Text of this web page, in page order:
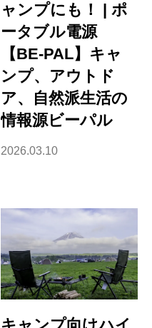
ャンプにも！ | ポ
ータブル電源
【BE-PAL】キャ
ンプ、アウトド
ア、自然派生活の
情報源ビーパル
2026.03.10